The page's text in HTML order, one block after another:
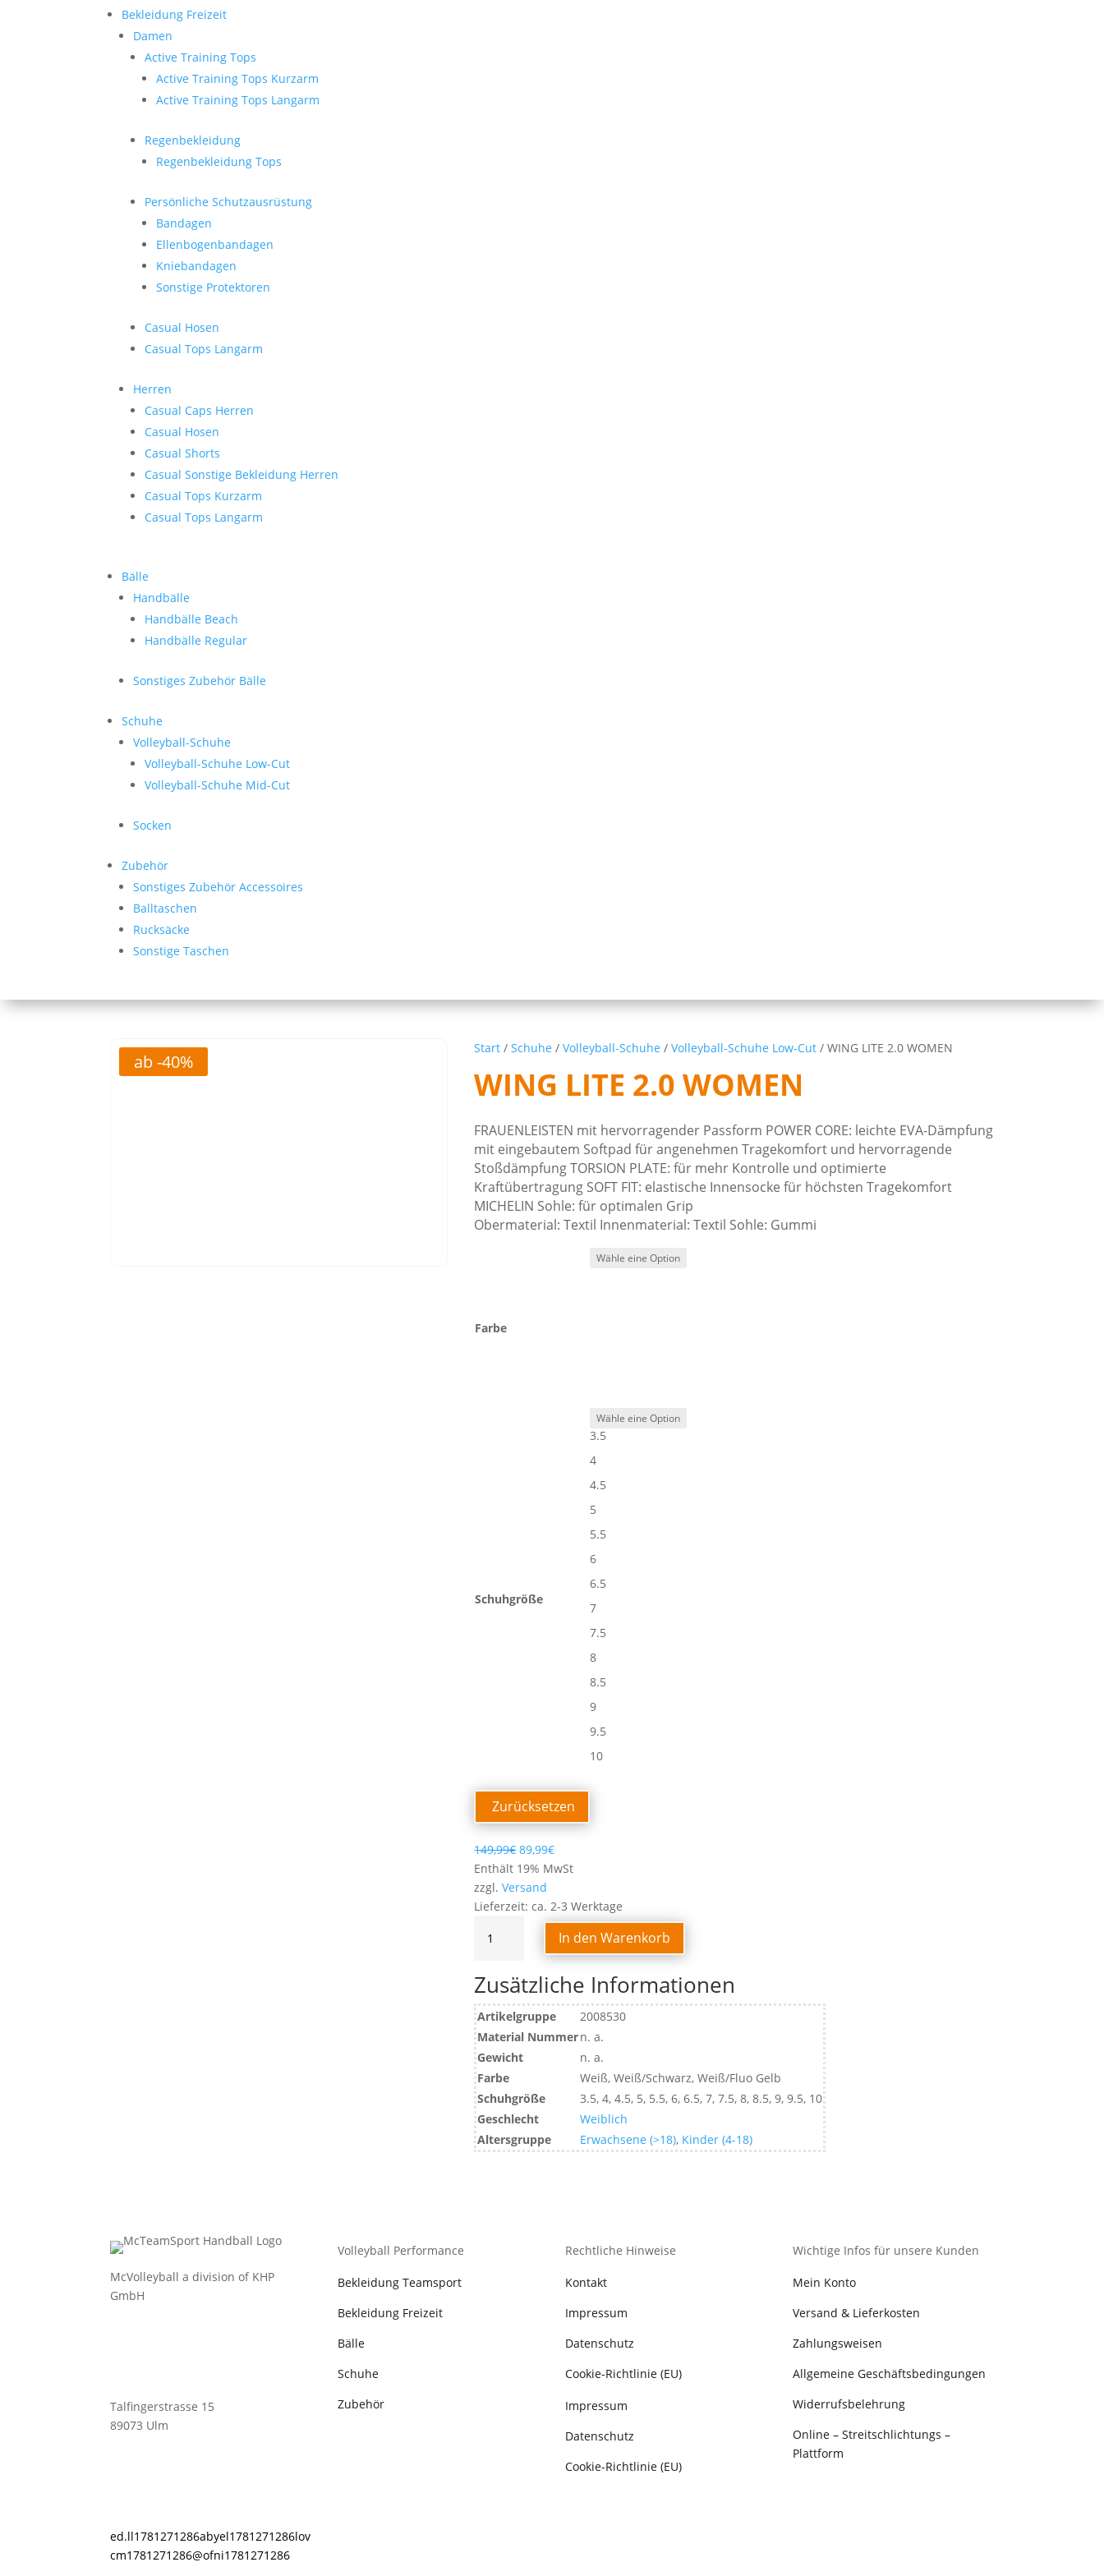
Bekleidung Freizeit
Damen
Active Training Tops
Active Training Tops Kurzarm
Active Training Tops Langarm
Regenbekleidung
Regenbekleidung Tops
Persönliche Schutzausrüstung
Bandagen
Ellenbogenbandagen
Kniebandagen
Sonstige Protektoren
Casual Hosen
Casual Tops Langarm
Herren
Casual Caps Herren
Casual Hosen
Casual Shorts
Casual Sonstige Bekleidung Herren
Casual Tops Kurzarm
Casual Tops Langarm
Bälle
Handbälle
Handbälle Beach
Handbälle Regular
Sonstiges Zubehör Bälle
Schuhe
Volleyball-Schuhe
Volleyball-Schuhe Low-Cut
Volleyball-Schuhe Mid-Cut
Socken
Zubehör
Sonstiges Zubehör Accessoires
Balltaschen
Rucksäcke
Sonstige Taschen
ab -40%
Start /Schuhe /Volleyball-Schuhe /Volleyball-Schuhe Low-Cut / WING LITE 2.0 WOMEN
WING LITE 2.0 WOMEN
FRAUENLEISTEN mit hervorragender Passform POWER CORE: leichte EVA-Dämpfung
mit eingebautem Softpad für angenehmen Tragekomfort und hervorragende
Stoßdämpfung TORSION PLATE: für mehr Kontrolle und optimierte
Kraftübertragung SOFT FIT: elastische Innensocke für höchsten Tragekomfort
MICHELIN Sohle: für optimalen Grip
Obermaterial: Textil Innenmaterial: Textil Sohle: Gummi
Farbe
Schuhgröße
3.5
4
4.5
5
5.5
6
6.5
7
7.5
8
8.5
9
9.5
10
Zurücksetzen
149,99€ 89,99€
Enthält 19% MwSt
zzgl.Versand
Lieferzeit: ca. 2-3 Werktage
LITE
WOMEN
Menge
In den Warenkorb
Zusätzliche Informationen
Artikelgruppe
2008530
Material Nummern. a.
Gewicht
n. a.
Farbe
Weiß, Weiß/Schwarz, Weiß/Fluo Gelb
Schuhgröße
3.5, 4, 4.5, 5, 5.5, 6, 6.5, 7, 7.5, 8, 8.5, 9, 9.5, 10
Geschlecht
Weiblich
Altersgruppe
Erwachsene (>18), Kinder (4-18)
McVolleyball a division of KHP
GmbH
Talfingerstrasse 15
89073 Ulm
ed.ll1781271286abyel1781271286lov
cm1781271286@ofni1781271286
Volleyball Performance
Bekleidung Teamsport
Bekleidung Freizeit
Bälle
Schuhe
Zubehör
Rechtliche Hinweise
Kontakt
Impressum
Datenschutz
Cookie-Richtlinie (EU)
Impressum
Datenschutz
Cookie-Richtlinie (EU)
Wichtige Infos für unsere Kunden
Mein Konto
Versand & Lieferkosten
Zahlungsweisen
Allgemeine Geschäftsbedingungen
Widerrufsbelehrung
Online – Streitschlichtungs –
Plattform